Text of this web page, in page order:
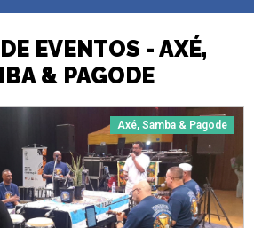
EVENTOS - AXÉ,
& PAGODE
Axé, Samba & Pagode